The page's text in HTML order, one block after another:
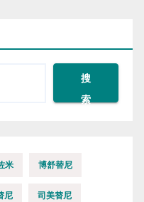
搜
索
米 博舒替尼
尼 司美替尼